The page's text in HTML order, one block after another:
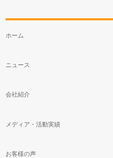
ホーム
ニュース
会社紹介
メディア・活動実績
お客様の声